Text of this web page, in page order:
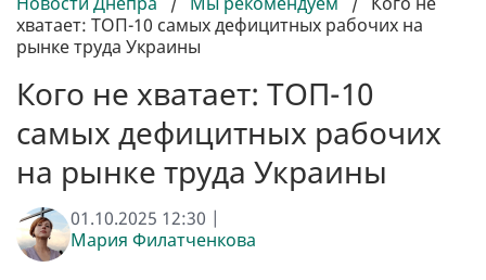
хватает: ТОП-10 самых дефицитных рабочих на
рынке труда Украины
Кого не хватает: ТОП-10
самых дефицитных рабочих
на рынке труда Украины
01.10.2025 12:30 |
Мария Филатченкова